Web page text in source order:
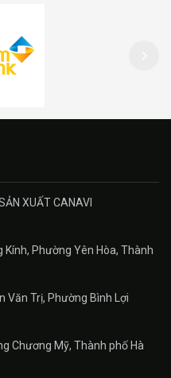
XUẤT CANAVI
Kính, Phường Yên Hòa, Thành
Văn Trị, Phường Bình Lợi
Chương Mỹ, Thành phố Hà